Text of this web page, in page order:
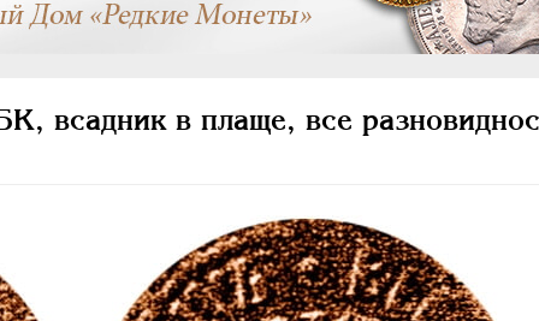
всадник в плаще, все